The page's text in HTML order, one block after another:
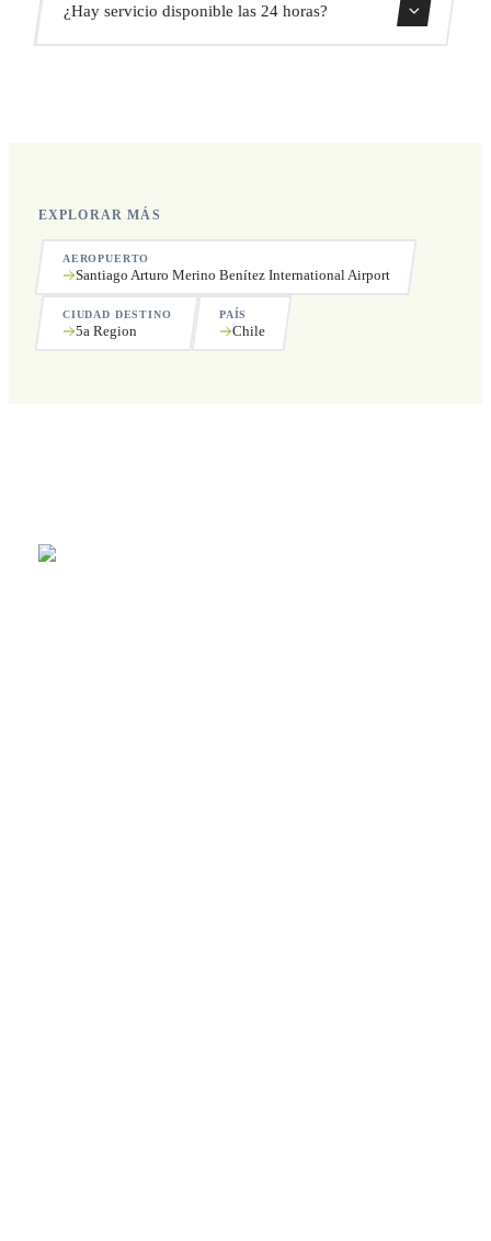
recogida.
¿Hay servicio disponible las 24 horas?
EXPLORAR MÁS
AEROPUERTO
Santiago Arturo Merino Benítez International Airport
CIUDAD DESTINO
5a Region
PAÍS
Chile